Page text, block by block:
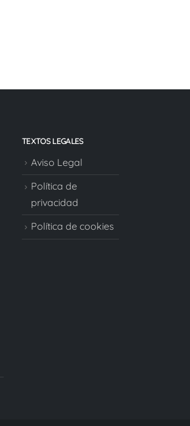
TEXTOS LEGALES
Aviso Legal
Política de
privacidad
Política de cookies